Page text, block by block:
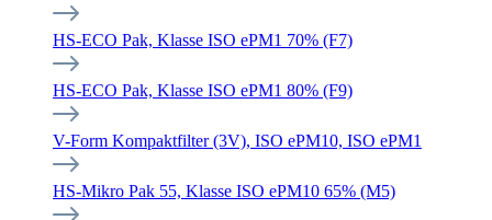
HS-ECO Pak, Klasse ISO ePM1 70% (F7)
HS-ECO Pak, Klasse ISO ePM1 80% (F9)
V-Form Kompaktfilter (3V), ISO ePM10, ISO ePM1
HS-Mikro Pak 55, Klasse ISO ePM10 65% (M5)